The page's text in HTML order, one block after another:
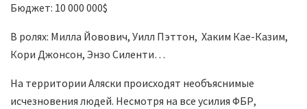
Бюджет: 10 000 000$
В ролях: Милла Йовович, Уилл Пэттон, Хаким Кае-Казим,
Кори Джонсон, Энзо Силенти…
На территории Аляски происходят необъяснимые
исчезновения людей. Несмотря на все усилия ФБР,